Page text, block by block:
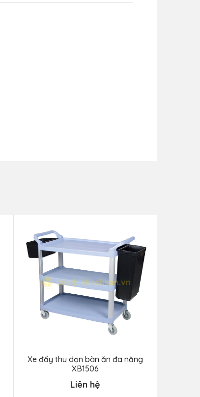
Xe đẩy thu dọn bàn ăn đa năng
XB1506
Liên hệ